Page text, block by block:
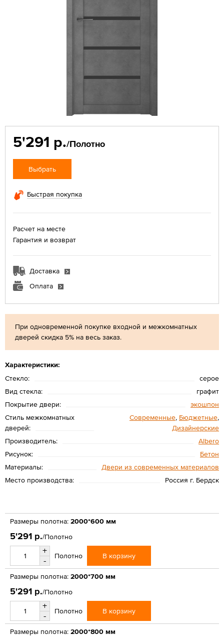
При одновременной покупке входной и межкомнатных
дверей скидка 5% на весь заказ.
Характеристики:
Стекло:
серое
Вид стекла:
графит
Покрытие двери:
экошпон
Стиль межкомнатных
дверей:
Современные, Бюджетные,
Дизайнерские
Производитель:
Albero
Рисунок:
Бетон
Материалы:
Двери из современных материалов
Место производства:
Россия г. Бердск
5'291 р./Полотно
Выбрать
Быстрая покупка
Расчет на месте
Гарантия и возврат
Доставка
Оплата
Размеры полотна: 2000*600 мм
5'291 р./Полотно
+
-
Полотно В корзину
Размеры полотна: 2000*700 мм
5'291 р./Полотно
+
-
Полотно В корзину
Размеры полотна: 2000*800 мм